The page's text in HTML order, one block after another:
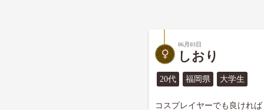
06月03日
しおり
20代 福岡県 大学生
コスプレイヤーでも良ければ